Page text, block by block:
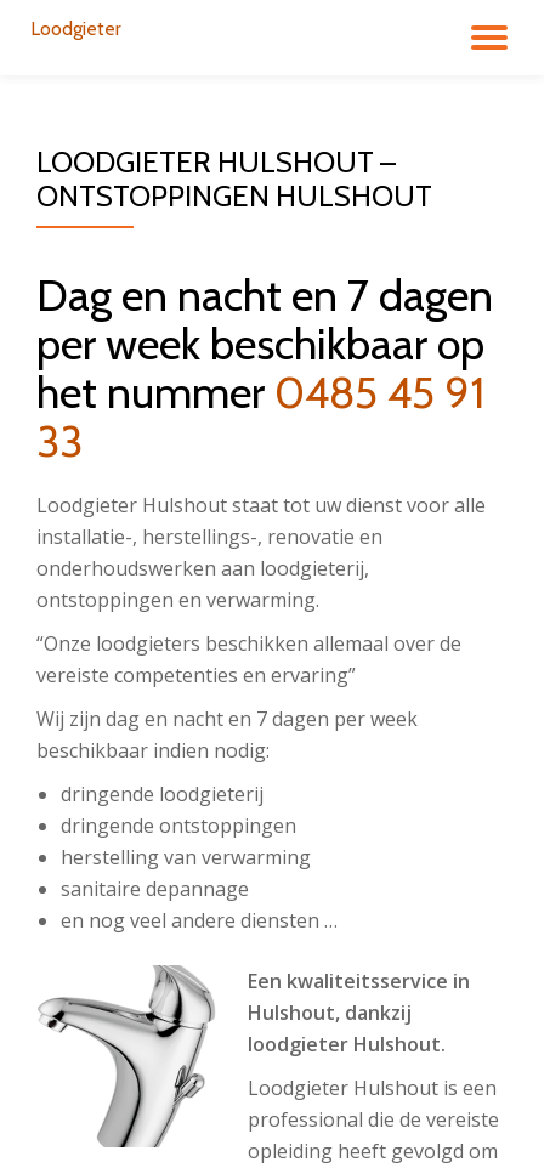
Loodgieter
LOODGIETER HULSHOUT –
ONTSTOPPINGEN HULSHOUT
Dag en nacht en 7 dagen
per week beschikbaar op
het nummer 0485 45 91
33
Loodgieter Hulshout staat tot uw dienst voor alle
installatie-, herstellings-, renovatie en
onderhoudswerken aan loodgieterij,
ontstoppingen en verwarming.
“Onze loodgieters beschikken allemaal over de
vereiste competenties en ervaring”
Wij zijn dag en nacht en 7 dagen per week
beschikbaar indien nodig:
dringende loodgieterij
dringende ontstoppingen
herstelling van verwarming
sanitaire depannage
en nog veel andere diensten …
Een kwaliteitsservice in
Hulshout, dankzij
loodgieter Hulshout.
Loodgieter Hulshout is een
professional die de vereiste
opleiding heeft gevolgd om